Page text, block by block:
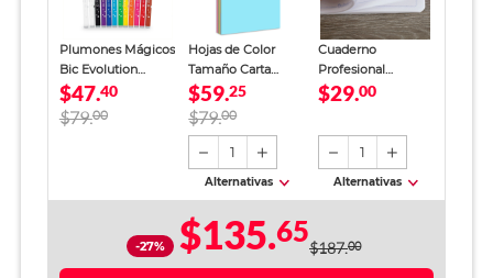
Plumones Mágicos
Bic Evolution
Borrables Lavables
Punta Redonda
Colores Surtidos 12
$47.40
$79.00
Hojas de Color
Tamaño Carta
COPAMEX Facia
Tonos Pastel 100
hojas
$59.25
$79.00
1
Alternativas
Cuaderno
Profesional
SkyBook Go Plus
$29.00
1
Alternativas
-27% $135.65$187.00